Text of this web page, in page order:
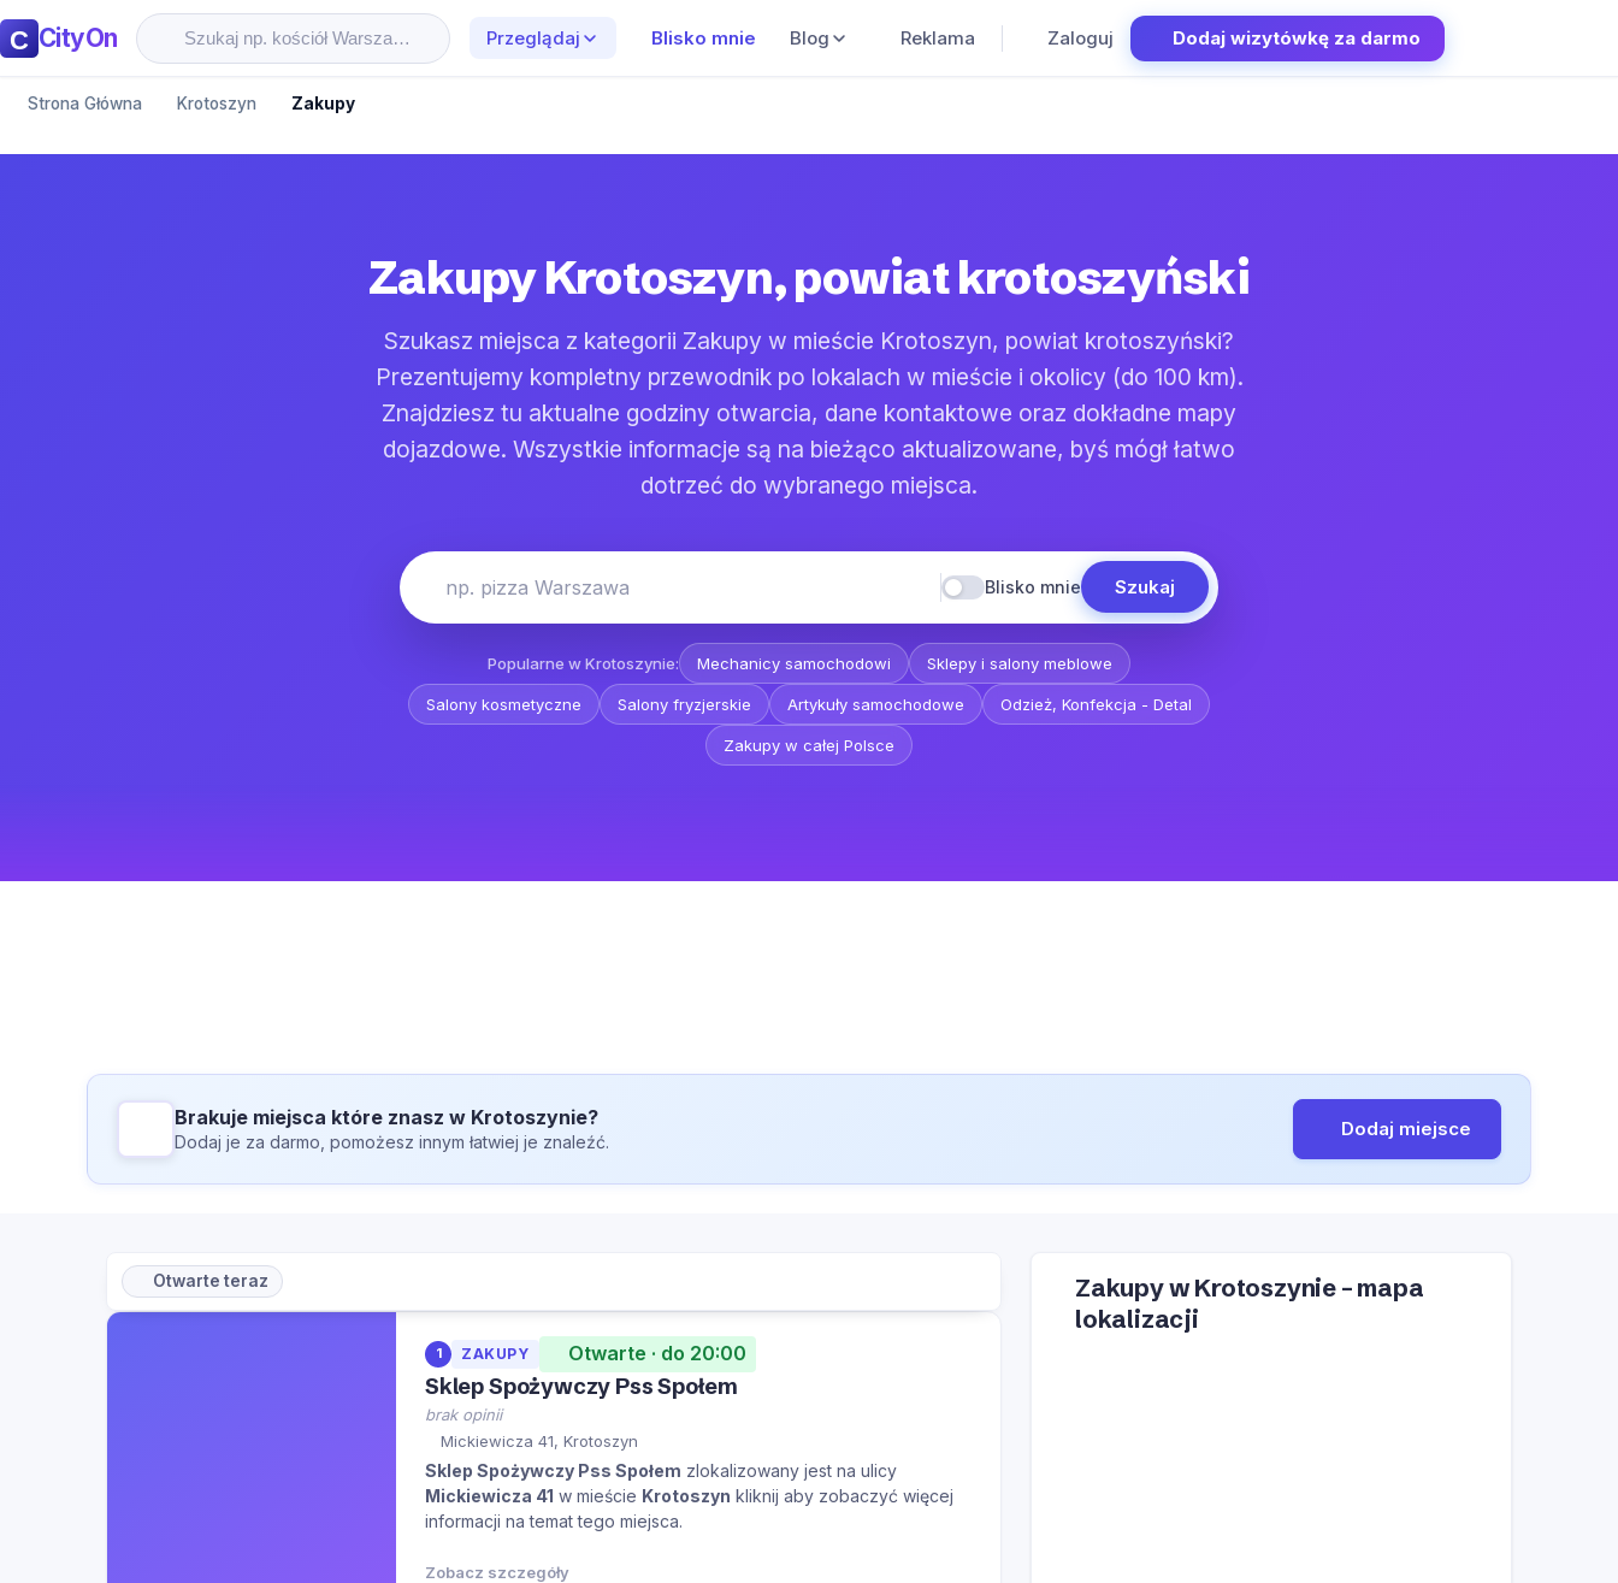
CityOn Przeglądaj Blisko mnie Blog Reklama Zaloguj Dodaj wizytówkę za darmo
Strona Główna Krotoszyn Zakupy
Zakupy Krotoszyn, powiat krotoszyński
Szukasz miejsca z kategorii Zakupy w mieście Krotoszyn, powiat krotoszyński?
Prezentujemy kompletny przewodnik po lokalach w mieście i okolicy (do 100 km).
Znajdziesz tu aktualne godziny otwarcia, dane kontaktowe oraz dokładne mapy
dojazdowe. Wszystkie informacje są na bieżąco aktualizowane, byś mógł łatwo
dotrzeć do wybranego miejsca.
np. pizza Warszawa Blisko mnie Szukaj
Popularne w Krotoszynie: Mechanicy samochodowi Sklepy i salony meblowe
Salony kosmetyczne Salony fryzjerskie Artykuły samochodowe Odzież, Konfekcja - Detal
Zakupy w całej Polsce
Brakuje miejsca które znasz w Krotoszynie?
Dodaj je za darmo, pomożesz innym łatwiej je znaleźć.
Dodaj miejsce
Otwarte teraz
1 ZAKUPY Otwarte · do 20:00
Sklep Spożywczy Pss Społem
brak opinii
Mickiewicza 41, Krotoszyn
Sklep Spożywczy Pss Społem zlokalizowany jest na ulicy
Mickiewicza 41 w mieście Krotoszyn kliknij aby zobaczyć więcej
informacji na temat tego miejsca.
Zobacz szczegóły
Zakupy w Krotoszynie – mapa
lokalizacji